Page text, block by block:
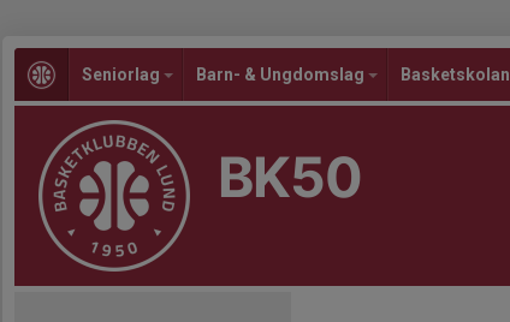
Seniorlag Barn- & Ungdomslag Basketskolan
BK50